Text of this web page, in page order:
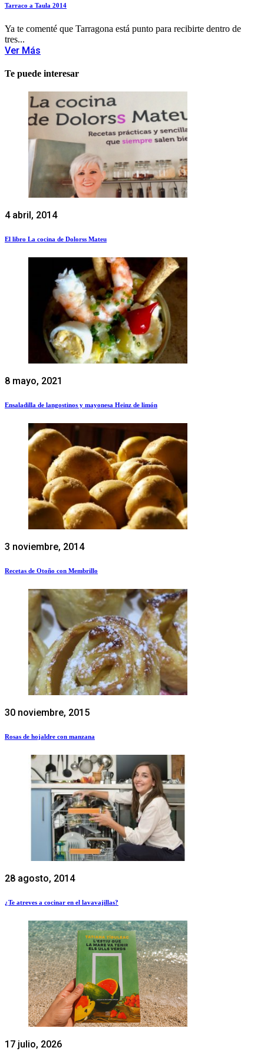
Tarraco a Taula 2014
Ya te comenté que Tarragona está punto para recibirte dentro de
tres...
Ver Más
Te puede interesar
4 abril, 2014
El libro La cocina de Dolorss Mateu
8 mayo, 2021
Ensaladilla de langostinos y mayonesa Heinz de limón
3 noviembre, 2014
Recetas de Otoño con Membrillo
30 noviembre, 2015
Rosas de hojaldre con manzana
28 agosto, 2014
¿Te atreves a cocinar en el lavavajillas?
17 julio, 2026